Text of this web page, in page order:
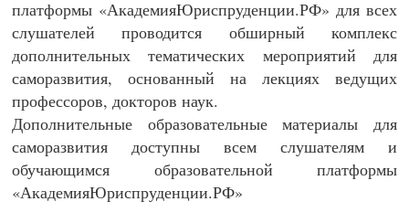
платформы «АкадемияЮриспруденции.РФ» для всех
слушателей проводится обширный комплекс
дополнительных тематических мероприятий для
саморазвития, основанный на лекциях ведущих
профессоров, докторов наук.
Дополнительные образовательные материалы для
саморазвития доступны всем слушателям и
обучающимся образовательной платформы
«АкадемияЮриспруденции.РФ»